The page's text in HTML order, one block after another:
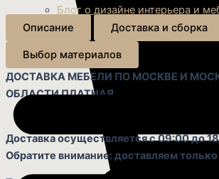
Блог о дизайне интерьера и
Описание Доставка и сборка
Выбор материалов
ДОСТАВКА МЕБЕЛИ ПО МОСКВЕ И
ОБЛАСТИ ПЛАТНАЯ
Доставка осуществляется с 09:00 до
Обратите внимание: доставляем